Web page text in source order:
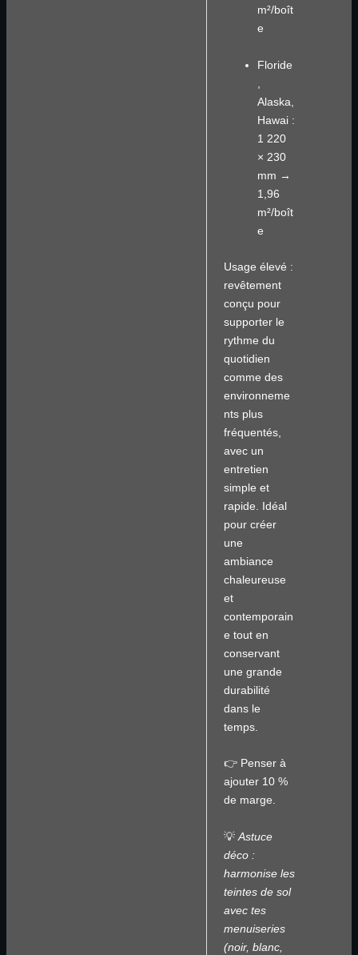
m²/boît
e
Floride
Alaska,
Hawai :
1 220
× 230
mm →
1,96
m²/boît
e
Usage élevé :
revêtement
conçu pour
supporter le
rythme du
quotidien
comme des
environneme
nts plus
fréquentés,
avec un
entretien
simple et
rapide. Idéal
pour créer
une
ambiance
chaleureuse
et
contemporain
e tout en
conservant
une grande
durabilité
dans le
temps.
👉 Penser à
ajouter 10 %
de marge.
💡Astuce
déco :
harmonise les
teintes de sol
avec tes
menuiseries
(noir, blanc,